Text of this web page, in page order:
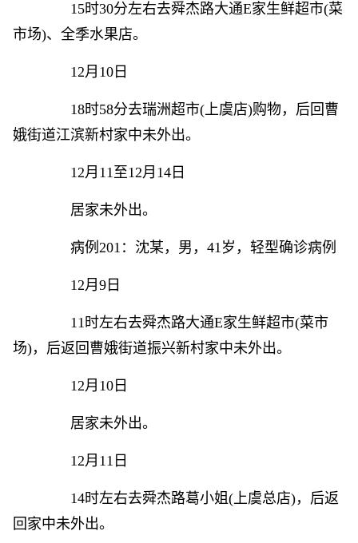
15时30分左右去舜杰路大通E家生鲜超市(菜
市场)、全季水果店。
12月10日
18时58分去瑞洲超市(上虞店)购物，后回曹
娥街道江滨新村家中未外出。
12月11至12月14日
居家未外出。
病例201：沈某，男，41岁，轻型确诊病例
12月9日
11时左右去舜杰路大通E家生鲜超市(菜市
场)，后返回曹娥街道振兴新村家中未外出。
12月10日
居家未外出。
12月11日
14时左右去舜杰路葛小姐(上虞总店)，后返
回家中未外出。